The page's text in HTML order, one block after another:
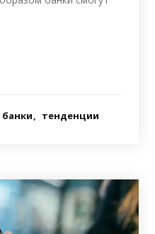
банки тенденции